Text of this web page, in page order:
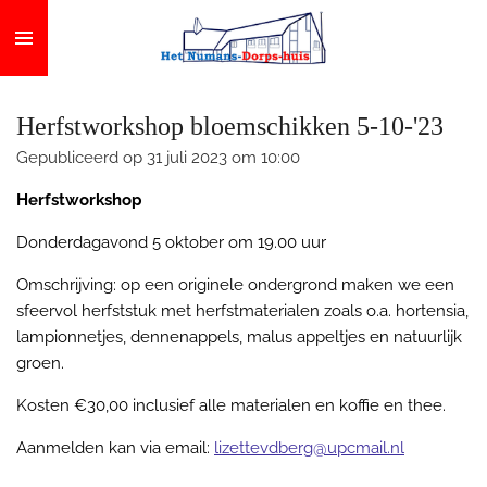
direct
naar
hoofdinhoud
Herfstworkshop bloemschikken 5-10-'23
Gepubliceerd op 31 juli 2023 om 10:00
Herfstworkshop
Donderdagavond 5 oktober om 19.00 uur
Omschrijving: op een originele ondergrond maken we een
sfeervol herfststuk met herfstmaterialen zoals o.a. hortensia,
lampionnetjes, dennenappels, malus appeltjes en natuurlijk
groen.
Kosten €30,00 inclusief alle materialen en koffie en thee.
Aanmelden kan via email: lizettevdberg@upcmail.nl